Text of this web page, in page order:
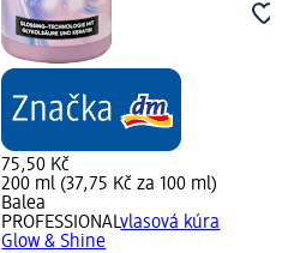
75,50 Kč
200 ml (37,75 Kč za 100 ml)
Balea
PROFESSIONALvlasová kúra
Glow & Shine